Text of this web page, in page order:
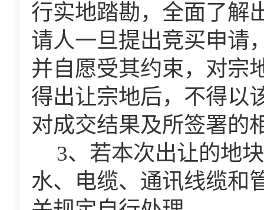
行实地踏勘，全面了解
请人一旦提出竞买申请
并自愿受其约束，对宗
得出让宗地后，不得以
对成交结果及所签署的
3、若本次出让的地
水、电缆、通讯线缆和